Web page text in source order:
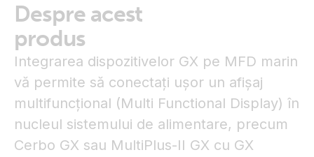
Despre acest
produs
Integrarea dispozitivelor GX pe MFD marin
vă permite să conectați ușor un afișaj
multifuncțional (Multi Functional Display) în
nucleul sistemului de alimentare, precum
Cerbo GX sau MultiPlus-II GX cu GX